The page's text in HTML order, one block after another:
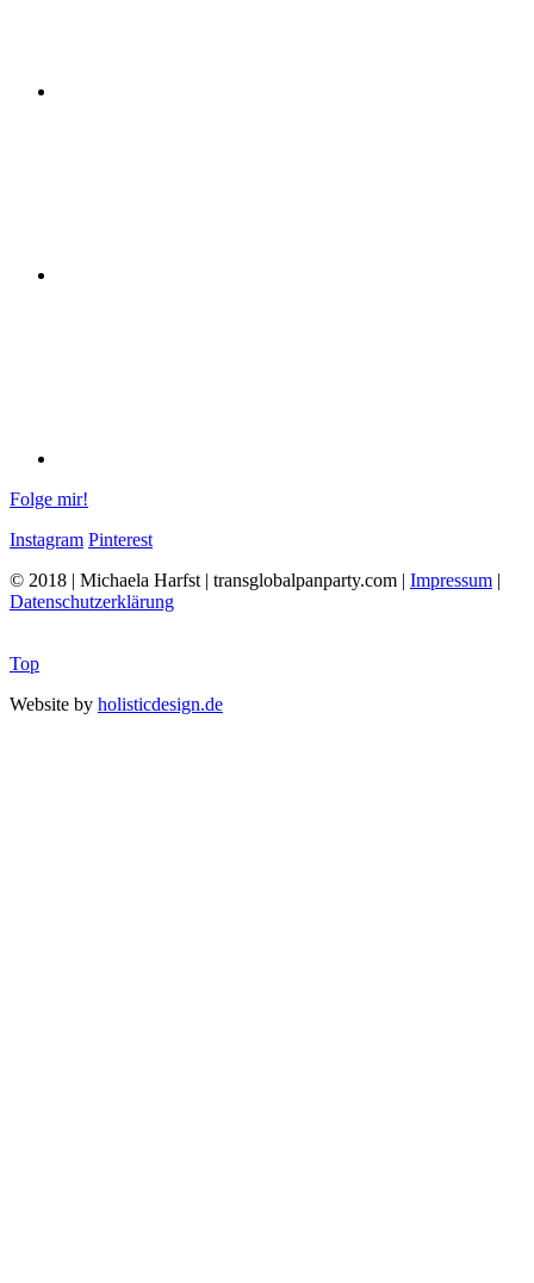
Folge mir!
Instagram Pinterest
© 2018 | Michaela Harfst | transglobalpanparty.com | Impressum |
Datenschutzerklärung
Top
Website by holisticdesign.de